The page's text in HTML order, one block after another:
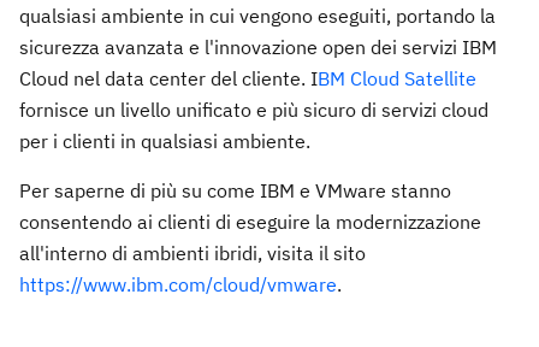
qualsiasi ambiente in cui vengono eseguiti, portando la
sicurezza avanzata e l'innovazione open dei servizi IBM
Cloud nel data center del cliente. IBM Cloud Satellite
fornisce un livello unificato e più sicuro di servizi cloud
per i clienti in qualsiasi ambiente.
Per saperne di più su come IBM e VMware stanno
consentendo ai clienti di eseguire la modernizzazione
all'interno di ambienti ibridi, visita il sito
https://www.ibm.com/cloud/vmware.